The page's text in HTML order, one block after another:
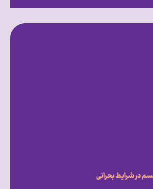
در شرایط بحرانی